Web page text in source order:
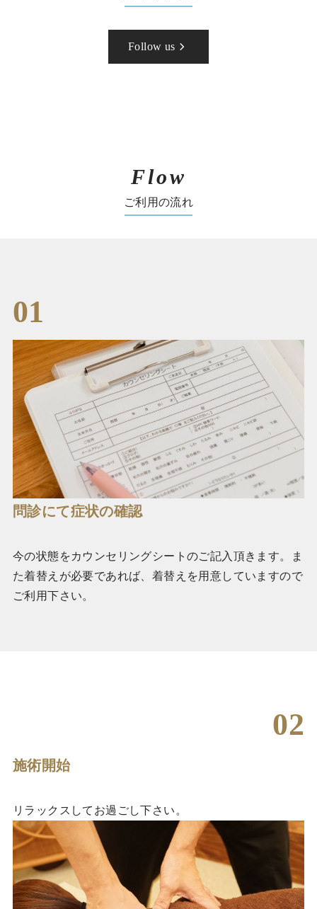
Follow us
Flow
ご利用の流れ
01
問診にて症状の確認
今の状態をカウンセリングシートのご記入頂きます。ま
た着替えが必要であれば、着替えを用意していますので
ご利用下さい。
02
施術開始
リラックスしてお過ごし下さい。